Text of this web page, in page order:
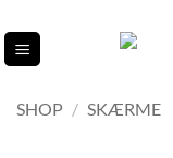
til
indhold
SHOP / SKÆRME